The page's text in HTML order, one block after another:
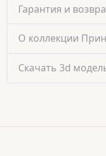
Гарантия и
О коллекции
Скачать 3d